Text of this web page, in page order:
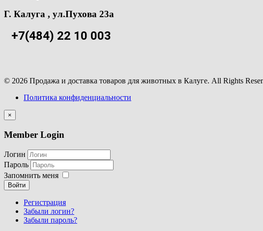
Г. Калуга , ул.Пухова 23а
+7(484) 22 10 003
© 2026 Продажа и доставка товаров для животных в Калуге. All Rights
Политика конфиденциальности
×
Member Login
Логин
Пароль
Запомнить меня
Войти
Регистрация
Забыли логин?
Забыли пароль?